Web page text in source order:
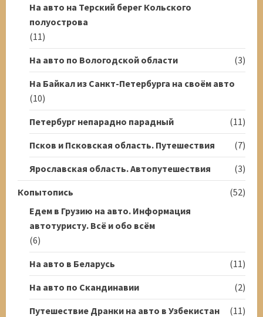
На авто на Терский берег Кольского
полуострова
(11)
На авто по Вологодской области
(3)
На Байкал из Санкт-Петербурга на своём авто
(10)
Петербург непарадно парадный
(11)
Псков и Псковская область. Путешествия
(7)
Ярославская область. Автопутешествия
(3)
Копытопись
(52)
Едем в Грузию на авто. Информация
автотуристу. Всё и обо всём
(6)
На авто в Беларусь
(11)
На авто по Скандинавии
(2)
Путешествие Дранки на авто в Узбекистан
(11)